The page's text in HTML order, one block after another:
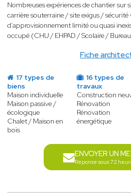
Fiche
Nombreuses expériences de chantier sur
carrière souterraine / site exigus /
d’approvisionnement limité ou quasi
occupé (CHU / EHPAD / Scolaire /
17 types de
biens
Maison individuelle
Maison passive /
écologique
Chalet / Maison en
bois
16 types de
travaux
Construction
Rénovation
Rénovation
énergétique
ENVOYER UN
Réponse sous 72